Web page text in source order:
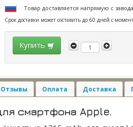
Товар доставляется напрямую с
Срок доставки может составить до 60 дней с
Купить
Отзывы Оплата Доставка
смартфона Apple.